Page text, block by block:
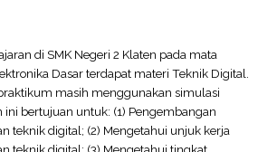
di SMK Negeri 2 Klaten pada mata
Dasar terdapat materi Teknik Digital.
masih menggunakan simulasi
ini bertujuan untuk: (1) Pengembangan
teknik digital; (2) Mengetahui unjuk kerja